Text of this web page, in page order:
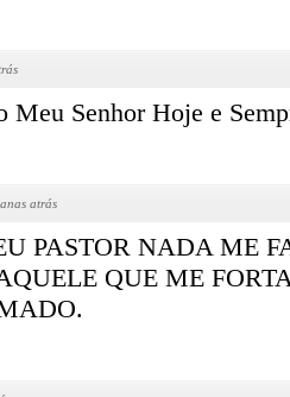
Meu Senhor Hoje e
atrás
PASTOR NADA ME
QUE ME